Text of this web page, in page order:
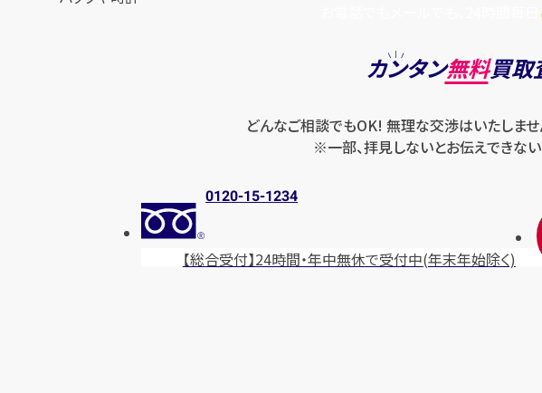
カンタン無料買取
どんなご相談でもOK! 無理な交渉はいたしませ
※一部、拝見しないとお伝えできない
0120-15-1234
【総合受付】24時間・年中無休で受付中(年末年始除く)